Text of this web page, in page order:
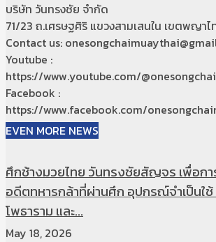
บริษัท วันทรงชัย จำกัด
71/23 ถ.เศรษฐศิริ แขวงสามเสนใน เขตพญา
Contact us:
Youtube :
https://www.youtube.com/
Facebook :
https://www.facebook.com/
EVEN MORE NEWS
ศึกช้างมวยไทย วันทรงชัยสัญจร เพื่อก
อดีตทหารกล้าที่ผ่านศึก อุปกรณ์จำเป็นใ
โพธาราม และ...
May 18, 2026